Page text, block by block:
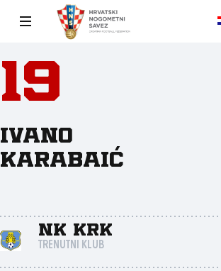
19
Ivano
Karabaić
NK Krk
TRENUTNI KLUB